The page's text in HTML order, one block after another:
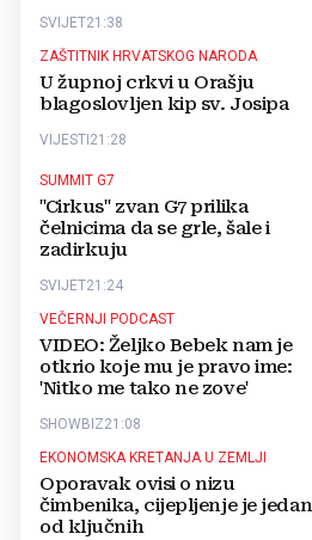
21:38
SVIJET
ZAŠTITNIK HRVATSKOG NARODA
U župnoj crkvi u Orašju
blagoslovljen kip sv. Josipa
21:28
VIJESTI
SUMMIT G7
"Cirkus" zvan G7 prilika
čelnicima da se grle, šale i
zadirkuju
21:24
SVIJET
VEČERNJI PODCAST
VIDEO: Željko Bebek nam je
otkrio koje mu je pravo ime:
'Nitko me tako ne zove'
21:08
SHOWBIZ
EKONOMSKA KRETANJA U ZEMLJI
Oporavak ovisi o nizu
čimbenika, cijepljenje je jedan
od ključnih